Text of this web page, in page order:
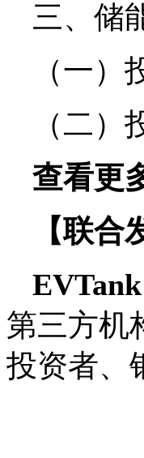
三、储
（一）
（二）
查看更
【联合
EVTank
第三方机
投资者、